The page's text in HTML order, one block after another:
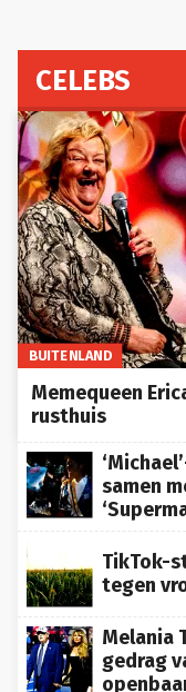
CELEBS
BUITENLAND
Memequeen
rusthuis
samen
TikTok-
tegen
Melania
gedrag